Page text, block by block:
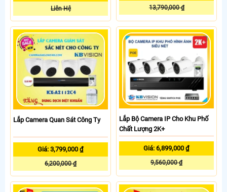
Liên Hệ 13,790,000 ₫
Lắp Camera Quan Sát Công Ty
Giá: 3,799,000 ₫
6,200,000 ₫
Lắp Bộ Camera IP Cho Khu Phố
Chất Lượng 2K+
Giá: 6,899,000 ₫
9,560,000 ₫